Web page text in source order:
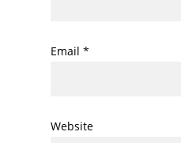
Email *
Website